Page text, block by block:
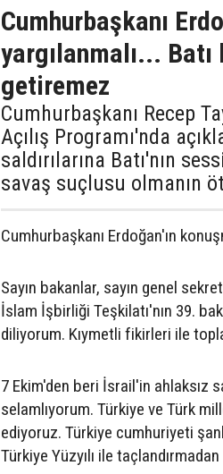
Cumhurbaşkanı
yargılanmalı... Batı
getiremez
Cumhurbaşkanı Recep
Açılış Programı'nda
saldırılarına Batı'nın
savaş suçlusu olmanın
Cumhurbaşkanı Erdoğan'ın
Sayın bakanlar, sayın genel
İslam İşbirliği Teşkilatı'nın 39.
diliyorum. Kıymetli fikirleri ile
7 Ekim'den beri İsrail'in ahlaksız
selamlıyorum. Türkiye ve Türk
ediyoruz. Türkiye cumhuriyeti
Türkiye Yüzyılı ile